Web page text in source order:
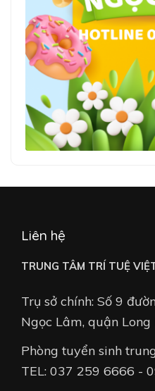
Liên hệ
TRUNG TÂM TRÍ TUỆ
Trụ sở chính: Số 9
Ngọc Lâm, quận
Phòng tuyển sinh
TEL: 037 259 6666 -